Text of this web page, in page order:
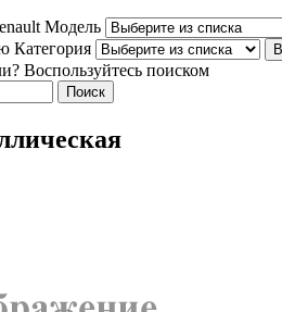
Модель
Категория
Воспользуйтесь поиском